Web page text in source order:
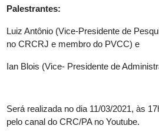
Palestrantes:
Luiz Antônio (Vice-Presidente de
no CRCRJ e membro do PVCC) e
Ian Blois (Vice- Presidente de
Será realizada no dia 11/03/2021, às
pelo canal do CRC/PA no Youtube.